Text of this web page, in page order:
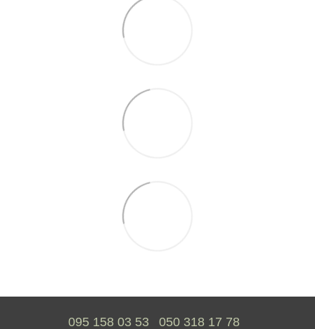
095 158 03 53 050 318 17 78